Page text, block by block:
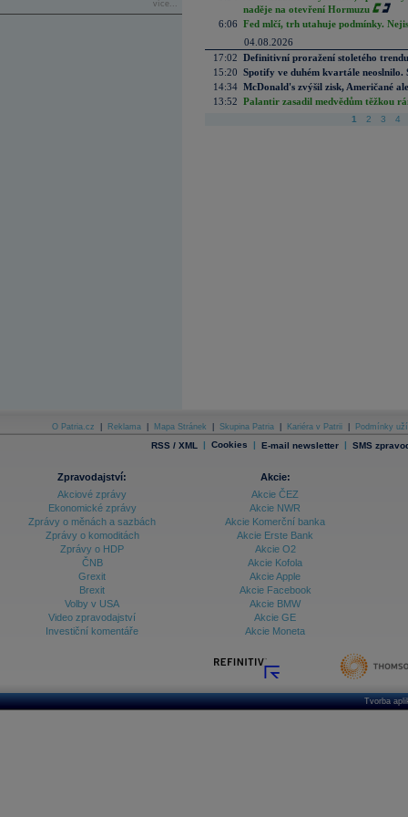
více...
naděje na otevření Hormuzu
6:06 Fed mlčí, trh utahuje podmínky.
04.08.2026
17:02 Definitivní proražení stoletého
15:20 Spotify ve duhém kvartále neoslnilo.
14:34 McDonald's zvýšil zisk, Američané
13:52 Palantir zasadil medvědům těžkou
1 2 3 4
O Patria.cz Reklama Mapa Stránek Skupina Patria Kariéra v Patrii Podmínky
RSS / XML | Cookies | E-mail newsletter | SMS
Zpravodajství:
Akciové zprávy
Ekonomické zprávy
Zprávy o měnách a sazbách
Zprávy o komoditách
Zprávy o HDP
ČNB
Grexit
Brexit
Volby v USA
Video zpravodajství
Investiční komentáře
Akcie:
Akcie ČEZ
Akcie NWR
Akcie Komerční banka
Akcie Erste Bank
Akcie O2
Akcie Kofola
Akcie Apple
Akcie Facebook
Akcie BMW
Akcie GE
Akcie Moneta
Tvorba